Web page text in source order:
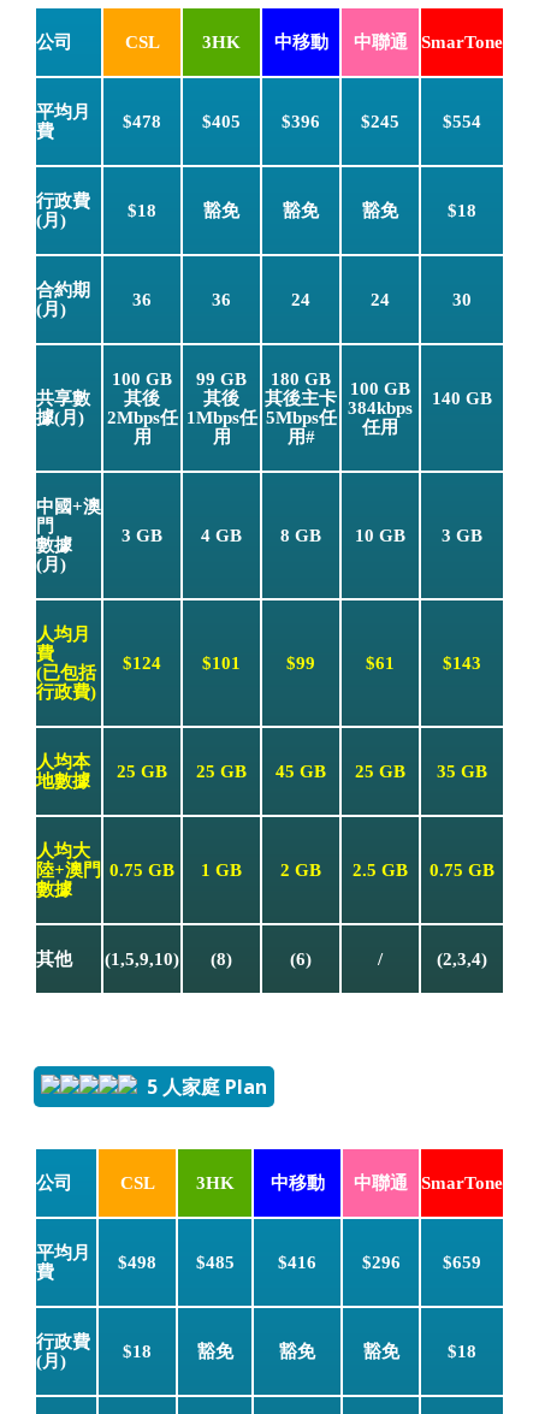
公司 CSL 3HK 中移動 中聯通 SmarTone
平均月
費
$478 $405 $396 $245 $554
行政費
(月)
$18 豁免 豁免 豁免 $18
合約期
(月)
36 36 24 24 30
共享數
據(月)
100 GB
其後
2Mbps任
用
99 GB
其後
1Mbps任
用
180 GB
其後主卡
5Mbps任
用#
100 GB
384kbps
任用
140 GB
中國+澳
門
數據
(月)
3 GB 4 GB 8 GB 10 GB 3 GB
人均月
費
(已包括
行政費)
$124 $101 $99 $61 $143
人均本
地數據
25 GB 25 GB 45 GB 25 GB 35 GB
人均大
陸+澳門
數據
0.75 GB 1 GB 2 GB 2.5 GB 0.75 GB
其他 (1,5,9,10) (8) (6) / (2,3,4)
5 人家庭 Plan
公司 CSL 3HK 中移動 中聯通 SmarTone
平均月
費
$498 $485 $416 $296 $659
行政費
(月)
$18 豁免 豁免 豁免 $18